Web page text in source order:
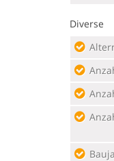
Diverse